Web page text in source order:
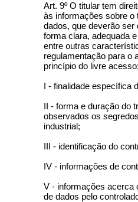
Art. 9º O titular tem
às informações sobre o
dados, que deverão ser
forma clara, adequada
entre outras
regulamentação para o
princípio do livre acesso:
I - finalidade específica
II - forma e duração do
observados os
industrial;
III - identificação do
IV - informações de
V - informações acerca
de dados pelo